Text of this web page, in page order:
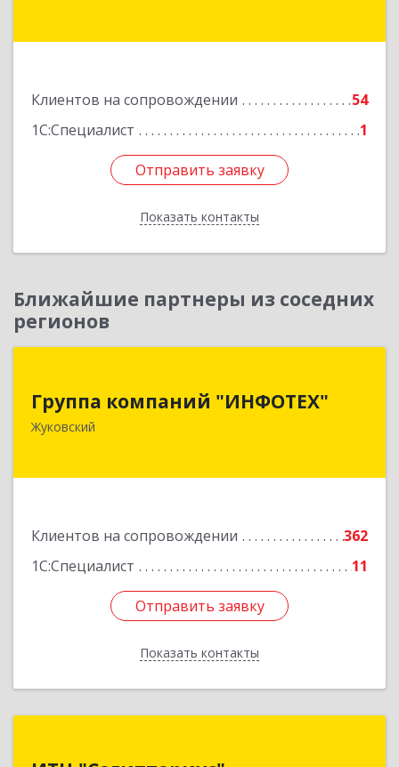
Клиентов на сопровождении
54
1С:Специалист
1
Отправить заявку
Показать контакты
Подробнее
Отправить заявку
Назад
Ближайшие партнеры из соседних
регионов
Группа компаний "ИНФОТЕХ"
Жуковский
Клиентов на сопровождении
362
1С:Специалист
11
Отправить заявку
Показать контакты
140180, Московская обл, Жуковский г, Чкалова
Подробнее
Отправить заявку
Назад